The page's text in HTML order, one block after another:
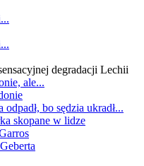
degradacji Lechii
ale...
bo sędzia ukradł...
skopane w lidze